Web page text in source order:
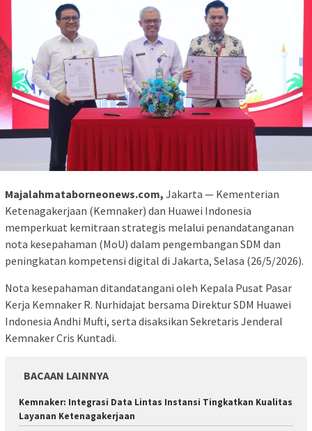
Majalahmataborneonews.com, Jakarta — Kementerian
Ketenagakerjaan (Kemnaker) dan Huawei Indonesia
memperkuat kemitraan strategis melalui penandatanganan
nota kesepahaman (MoU) dalam pengembangan SDM dan
peningkatan kompetensi digital di Jakarta, Selasa (26/5/2026).
Nota kesepahaman ditandatangani oleh Kepala Pusat Pasar
Kerja Kemnaker R. Nurhidajat bersama Direktur SDM Huawei
Indonesia Andhi Mufti, serta disaksikan Sekretaris Jenderal
Kemnaker Cris Kuntadi.
BACAAN LAINNYA
Kemnaker: Integrasi Data Lintas Instansi Tingkatkan Kualitas
Layanan Ketenagakerjaan